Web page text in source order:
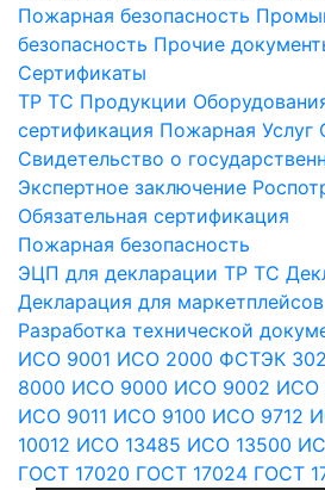
Пожарная безопасность
безопасность Прочие
Сертификаты
ТР ТС Продукции
сертификация Пожарная Услуг
Свидетельство о
Экспертное заключение
Обязательная сертификация
Пожарная безопасность
ЭЦП для декларации ТР ТС
Декларация для маркетплейсов
Разработка технической
ИСО 9001 ИСО 2000 ФСТЭК
8000 ИСО 9000 ИСО 9002 ИСО
ИСО 9011 ИСО 9100 ИСО 9712
10012 ИСО 13485 ИСО 13500
ГОСТ 17020 ГОСТ 17024 ГОСТ